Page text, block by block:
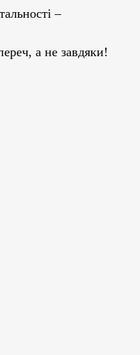
–
а не завдяки!